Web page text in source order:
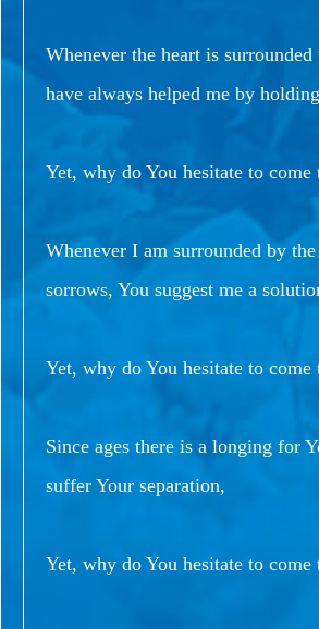
Whenever the heart is
have always helped me by
Yet, why do You hesitate to come
Whenever I am surrounded by
sorrows, You suggest me a
Yet, why do You hesitate to come
Since ages there is a longing for
suffer Your separation,
Yet, why do You hesitate to come